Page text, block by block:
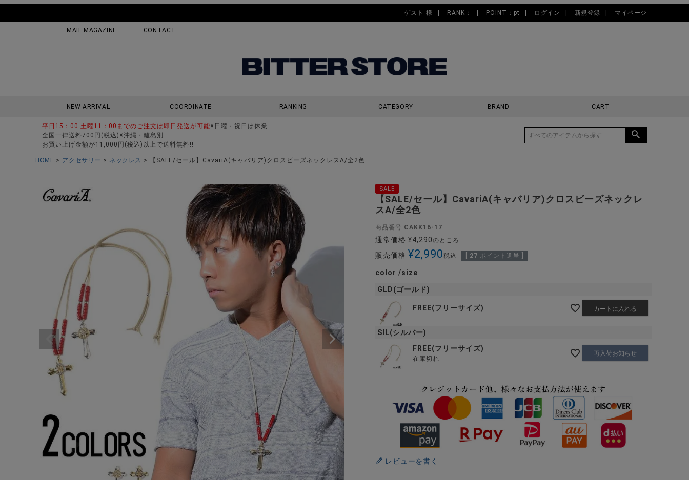
ゲスト 様 RANK： POINT：pt ログイン 新規登録 マイページ
MAIL MAGAZINE CONTACT
NEW ARRIVAL COORDINATE RANKING CATEGORY BRAND CART
平日15：00 土曜11：00までのご注文は即日発送が可能※日曜・祝日は休業
全国一律送料700円(税込)※沖縄・離島別
お買い上げ金額が11,000円(税込)以上で送料無料!!
HOME アクセサリー ネックレス 【SALE/セール】CavariA(キャバリア)クロスビーズネックレスA/全2色
SALE
【SALE/セール】CavariA(キャバリア)クロスビーズネックレ
スA/全2色
商品番号 CAKK16-17
通常価格 ¥4,290のところ
販売価格 ¥2,990税込 27 ポイント進呈 ]
color size
GLD(ゴールド)
FREE(フリーサイズ) カートに入れる
SIL(シルバー)
FREE(フリーサイズ)
在庫切れ
再入荷お知らせ
レビューを書く